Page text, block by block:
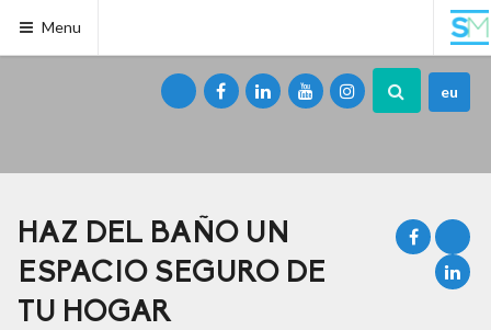
Menu
eu
HAZ DEL BAÑO UN
ESPACIO SEGURO DE
TU HOGAR